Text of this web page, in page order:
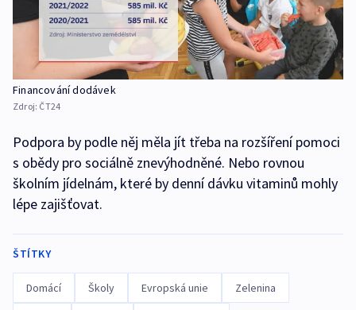
Financování dodávek
Zdroj: ČT24
Podpora by podle něj měla jít třeba na rozšíření pomoci
s obědy pro sociálně znevýhodněné. Nebo rovnou
školním jídelnám, které by denní dávku vitaminů mohly
lépe zajišťovat.
ŠTÍTKY
Domácí Školy Evropská unie Zelenina